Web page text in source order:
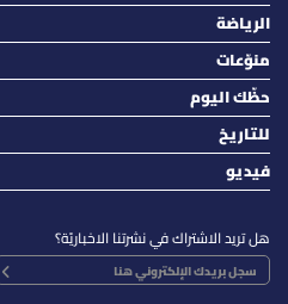
الرياضة
منوّعات
حظّك اليوم
للتاريخ
فيديو
هل تريد الاشتراك في نشرتنا الاخباريّة؟